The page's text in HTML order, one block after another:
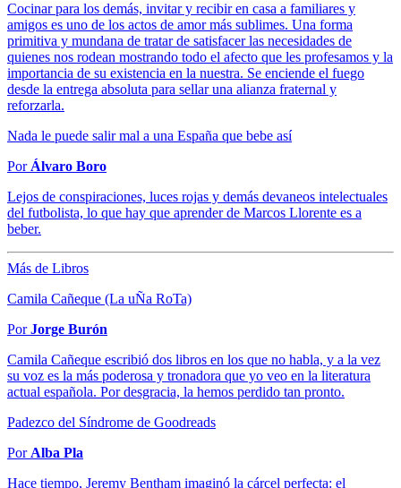
Cocinar para los demás, invitar y recibir en casa a familiares y
amigos es uno de los actos de amor más sublimes. Una forma
primitiva y mundana de tratar de satisfacer las necesidades de
quienes nos rodean mostrando todo el afecto que les profesamos y la
importancia de su existencia en la nuestra. Se enciende el fuego
desde la entrega absoluta para sellar una alianza fraternal y
reforzarla.
Nada le puede salir mal a una España que bebe así
Por Álvaro Boro
Lejos de conspiraciones, luces rojas y demás devaneos intelectuales
del futbolista, lo que hay que aprender de Marcos Llorente es a
beber.
Más de Libros
Camila Cañeque (La uÑa RoTa)
PorJorge Burón
Camila Cañeque escribió dos libros en los que no habla, y a la vez
su voz es la más poderosa y tronadora que yo veo en la literatura
actual española. Por desgracia, la hemos perdido tan pronto.
Padezco del Síndrome de Goodreads
Por Alba Pla
Hace tiempo, Jeremy Bentham imaginó la cárcel perfecta: el